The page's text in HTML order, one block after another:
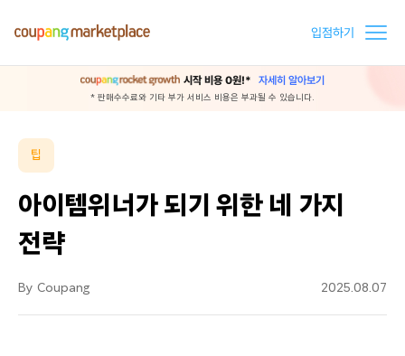
입점하기
시작 비용 0원!* 자세히 알아보기
* 판매수수료와 기타 부가 서비스 비용은 부과될 수 있습니다.
팁
아이템위너가 되기 위한 네 가지
전략
By Coupang 2025.08.07